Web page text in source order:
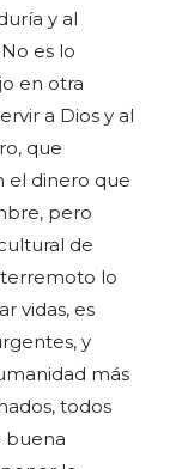
y al
es lo
en otra
a Dios y al
que
el dinero que
pero
de
terremoto lo
vidas, es
y
más
todos
buena